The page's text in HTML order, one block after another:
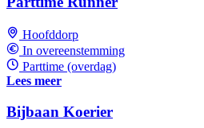
Hoofddorp
In overeenstemming
Parttime (overdag)
Lees meer
Bijbaan Koerier